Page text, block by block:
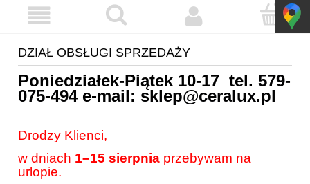
DZIAŁ OBSŁUGI SPRZEDAŻY
Poniedziałek-Piątek 10-17 tel. 579-
075-494e-mail: sklep@ceralux.pl
Drodzy Klienci,
w dniach 1–15 sierpnia przebywam na
urlopie.